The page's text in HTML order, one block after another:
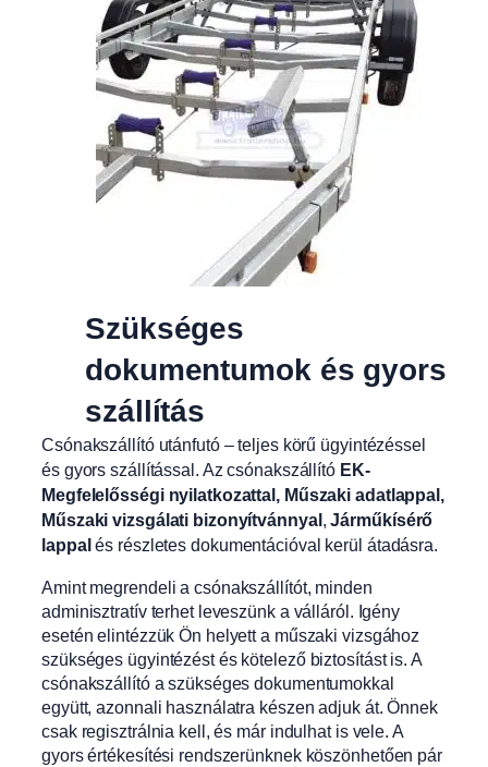
Szükséges
dokumentumok és gyors
szállítás
Csónakszállító utánfutó – teljes körű ügyintézéssel
és gyors szállítással. Az csónakszállító EK-
Megfelelősségi nyilatkozattal, Műszaki adatlappal,
Műszaki vizsgálati bizonyítvánnyal ,Járműkísérő
lappal és részletes dokumentációval kerül átadásra.
Amint megrendeli a csónakszállítót, minden
adminisztratív terhet leveszünk a válláról. Igény
esetén elintézzük Ön helyett a műszaki vizsgához
szükséges ügyintézést és kötelező biztosítást is. A
csónakszállító a szükséges dokumentumokkal
együtt, azonnali használatra készen adjuk át. Önnek
csak regisztrálnia kell, és már indulhat is vele. A
gyors értékesítési rendszerünknek köszönhetően pár